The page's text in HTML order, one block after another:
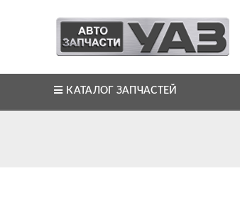
КАТАЛОГ ЗАПЧАСТЕЙ